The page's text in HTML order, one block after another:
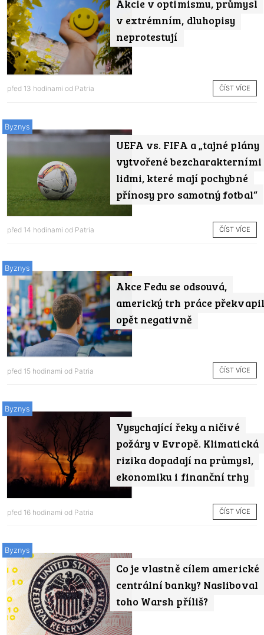
Akcie v optimismu, průmysl
v extrémním, dluhopisy
neprotestují
před 13 hodinami od Patria ČÍST VÍCE
UEFA vs. FIFA a „tajné plány
vytvořené bezcharakterními
lidmi, které mají pochybné
přínosy pro samotný fotbal“
Byznys
před 14 hodinami od Patria ČÍST VÍCE
Akce Fedu se odsouvá,
americký trh práce překvapil
opět negativně
Byznys
před 15 hodinami od Patria ČÍST VÍCE
Vysychající řeky a ničivé
požáry v Evropě. Klimatická
rizika dopadají na průmysl,
ekonomiku i finanční trhy
Byznys
před 16 hodinami od Patria ČÍST VÍCE
Co je vlastně cílem americké
centrální banky? Nasliboval
toho Warsh příliš?
Byznys